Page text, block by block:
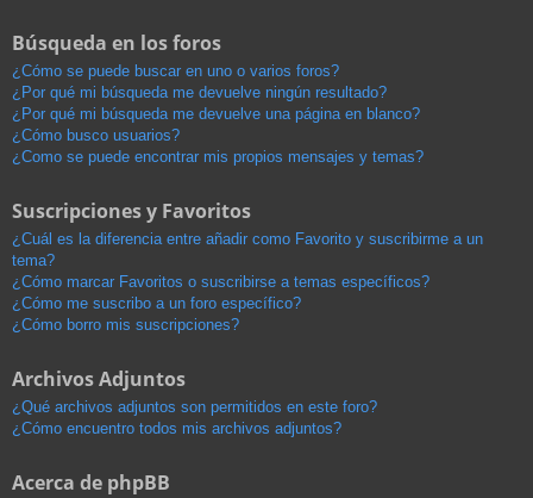
Búsqueda en los foros
¿Cómo se puede buscar en uno o varios foros?
¿Por qué mi búsqueda me devuelve ningún resultado?
¿Por qué mi búsqueda me devuelve una página en blanco?
¿Cómo busco usuarios?
¿Como se puede encontrar mis propios mensajes y temas?
Suscripciones y Favoritos
¿Cuál es la diferencia entre añadir como Favorito y suscribirme a un
tema?
¿Cómo marcar Favoritos o suscribirse a temas específicos?
¿Cómo me suscribo a un foro específico?
¿Cómo borro mis suscripciones?
Archivos Adjuntos
¿Qué archivos adjuntos son permitidos en este foro?
¿Cómo encuentro todos mis archivos adjuntos?
Acerca de phpBB